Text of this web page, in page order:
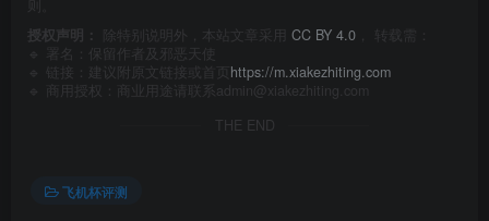
授权声明：
除特别说明外，本站文章采用 CC BY 4.0 ， 转载需：
🔹 署名：保留作者及 邪恶天使
🔹 链接：建议附原文链接或首页 https://m.xiakezhiting.com
🔹 商用授权：商业用途请联系admin@xiakezhiting.com
THE END
飞机杯评测